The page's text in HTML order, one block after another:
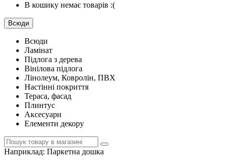
В кошику немає товарів :(
Всюди
Всюди
Ламінат
Підлога з дерева
Вінілова підлога
Лінолеум, Ковролін, ПВХ
Настінні покриття
Тераса, фасад
Плинтус
Аксесуари
Елементи декору
Наприклад: Паркетна дошка